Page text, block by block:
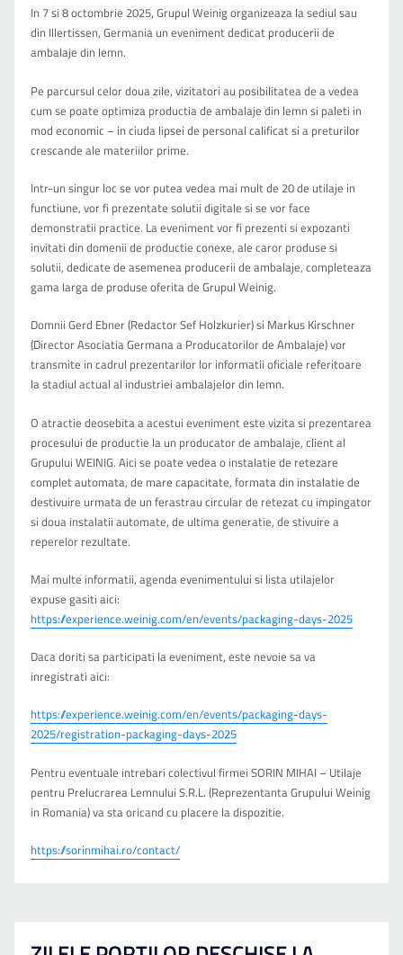
In 7 si 8 octombrie 2025, Grupul Weinig organizeaza la sediul sau
din Illertissen, Germania un eveniment dedicat producerii de
ambalaje din lemn.
Pe parcursul celor doua zile, vizitatori au posibilitatea de a vedea
cum se poate optimiza productia de ambalaje din lemn si paleti in
mod economic – in ciuda lipsei de personal calificat si a preturilor
crescande ale materiilor prime.
Intr-un singur loc se vor putea vedea mai mult de 20 de utilaje in
functiune, vor fi prezentate solutii digitale si se vor face
demonstratii practice. La eveniment vor fi prezenti si expozanti
invitati din domenii de productie conexe, ale caror produse si
solutii, dedicate de asemenea producerii de ambalaje, completeaza
gama larga de produse oferita de Grupul Weinig.
Domnii Gerd Ebner (Redactor Sef Holzkurier) si Markus Kirschner
(Director Asociatia Germana a Producatorilor de Ambalaje) vor
transmite in cadrul prezentarilor lor informatii oficiale referitoare
la stadiul actual al industriei ambalajelor din lemn.
O atractie deosebita a acestui eveniment este vizita si prezentarea
procesului de productie la un producator de ambalaje, client al
Grupului WEINIG. Aici se poate vedea o instalatie de retezare
complet automata, de mare capacitate, formata din instalatie de
destivuire urmata de un ferastrau circular de retezat cu impingator
si doua instalatii automate, de ultima generatie, de stivuire a
reperelor rezultate.
Mai multe informatii, agenda evenimentului si lista utilajelor
expuse gasiti aici:
https://experience.weinig.com/en/events/packaging-days-2025
Daca doriti sa participati la eveniment, este nevoie sa va
inregistrati aici:
https://experience.weinig.com/en/events/packaging-days-
2025/registration-packaging-days-2025
Pentru eventuale intrebari colectivul firmei SORIN MIHAI – Utilaje
pentru Prelucrarea Lemnului S.R.L. (Reprezentanta Grupului Weinig
in Romania) va sta oricand cu placere la dispozitie.
https://sorinmihai.ro/contact/